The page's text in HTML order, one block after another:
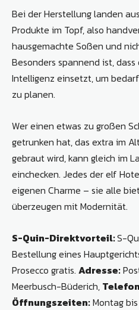
Bei der Herstellung landen
Produkte im Topf, also
hausgemachte Soßen und
Besonders spannend ist,
Intelligenz einsetzt, um
zu planen.
Wer einen etwas zu großen
getrunken hat, das extra im
gebraut wird, kann gleich im
einchecken. Jedes der elf
eigenen Charme – sie alle
überzeugen mit Modernität.
S-Quin-Direktvorteil:S-
Bestellung eines
Prosecco gratis. Adresse:
Meerbusch-Büderich,
Öffnungszeiten:Montag